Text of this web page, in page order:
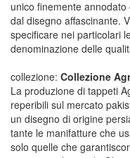
unico finemente
dal disegno affascinante.
specificare nei particolari
denominazione delle
collezione: Collezione
La produzione di tappeti
reperibili sul mercato
un disegno di origine
tante le manifatture che
solo quelle che